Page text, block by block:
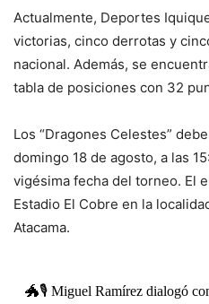
Actualmente, Deportes
victorias, cinco derrotas y
nacional. Además, se
tabla de posiciones con 32
Los “Dragones Celestes”
domingo 18 de agosto, a las
vigésima fecha del torneo. El
Estadio El Cobre en la
Atacama.
🐲🎙 Miguel Ramírez dialogó